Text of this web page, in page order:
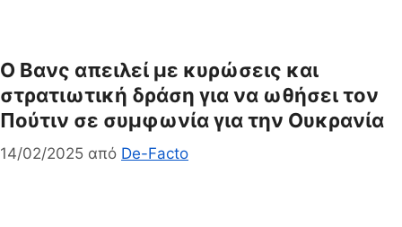
Ο Βανς απειλεί με κυρώσεις και
στρατιωτική δράση για να ωθήσει τον
Πούτιν σε συμφωνία για την Ουκρανία
14/02/2025 από De-Facto